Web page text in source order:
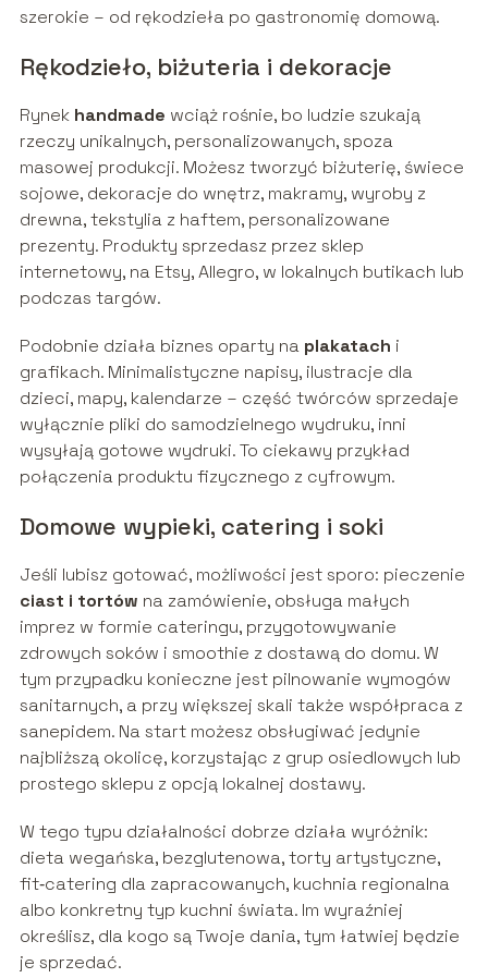
szerokie – od rękodzieła po gastronomię domową.
Rękodzieło, biżuteria i dekoracje
Rynek handmade wciąż rośnie, bo ludzie szukają
rzeczy unikalnych, personalizowanych, spoza
masowej produkcji. Możesz tworzyć biżuterię, świece
sojowe, dekoracje do wnętrz, makramy, wyroby z
drewna, tekstylia z haftem, personalizowane
prezenty. Produkty sprzedasz przez sklep
internetowy, na Etsy, Allegro, w lokalnych butikach lub
podczas targów.
Podobnie działa biznes oparty na plakatach i
grafikach. Minimalistyczne napisy, ilustracje dla
dzieci, mapy, kalendarze – część twórców sprzedaje
wyłącznie pliki do samodzielnego wydruku, inni
wysyłają gotowe wydruki. To ciekawy przykład
połączenia produktu fizycznego z cyfrowym.
Domowe wypieki, catering i soki
Jeśli lubisz gotować, możliwości jest sporo: pieczenie
ciast i tortów na zamówienie, obsługa małych
imprez w formie cateringu, przygotowywanie
zdrowych soków i smoothie z dostawą do domu. W
tym przypadku konieczne jest pilnowanie wymogów
sanitarnych, a przy większej skali także współpraca z
sanepidem. Na start możesz obsługiwać jedynie
najbliższą okolicę, korzystając z grup osiedlowych lub
prostego sklepu z opcją lokalnej dostawy.
W tego typu działalności dobrze działa wyróżnik:
dieta wegańska, bezglutenowa, torty artystyczne,
fit‑catering dla zapracowanych, kuchnia regionalna
albo konkretny typ kuchni świata. Im wyraźniej
określisz, dla kogo są Twoje dania, tym łatwiej będzie
je sprzedać.